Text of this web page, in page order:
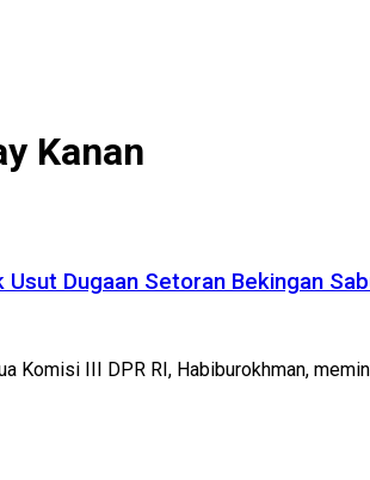
Kanan
Usut Dugaan Setoran Bekingan
Komisi III DPR RI, Habiburokhman,